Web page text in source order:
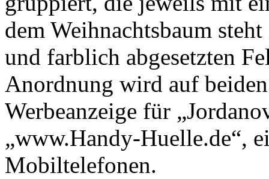
dem Weihnachtsbaum
und farblich abgesetzten
Anordnung wird auf
Werbeanzeige für
„www.Handy-Huelle.de“,
Mobiltelefonen.